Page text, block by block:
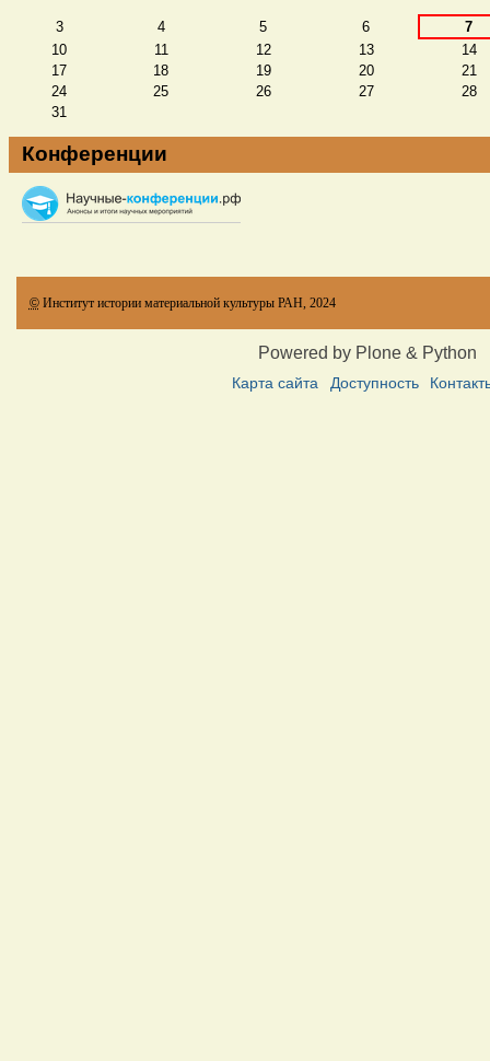
3 4 5 6
7
10
11 12 13
14
17
18 19 20
21
24
25 26 27
28
31
Конференции
© Институт истории материальной культуры РАН, 2024
Powered by Plone & Python
Карта сайта Доступность